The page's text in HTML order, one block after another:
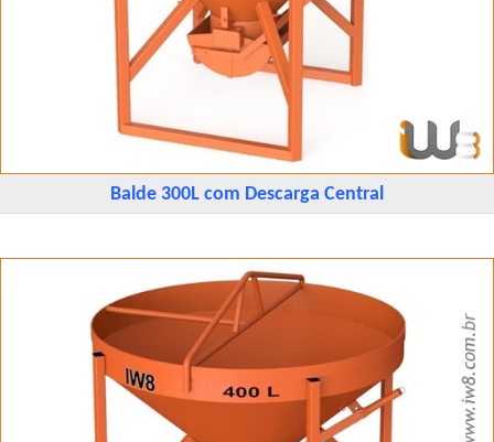
Balde 300L com Descarga Central